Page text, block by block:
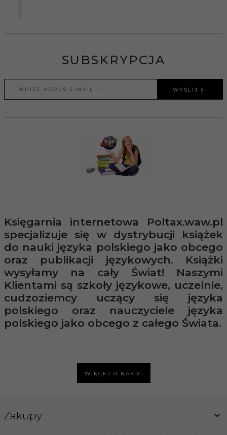
SUBSKRYPCJA
WYŚLIJ
Księgarnia internetowa Poltax.waw.pl
specjalizuje się w dystrybucji książek
do nauki języka polskiego jako obcego
oraz publikacji językowych. Książki
wysyłamy na cały Świat! Naszymi
Klientami są szkoły językowe, uczelnie,
cudzoziemcy uczący się języka
polskiego oraz nauczyciele języka
polskiego jako obcego z całego Świata.
WIĘCEJ O NAS
Zakupy